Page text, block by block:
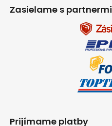
Zasielame s partnermi
Prijímame platby